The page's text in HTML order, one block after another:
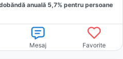
anuală 5,7% pentru persoane
Mesaj Favorite